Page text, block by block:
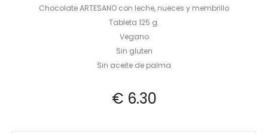
Chocolate ARTESANO con leche, nueces y membrillo
Tableta 125 g.
Vegano
Sin gluten
Sin aceite de palma
€ 6.30